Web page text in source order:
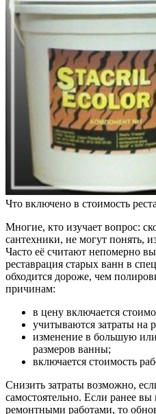
Что включено в стоимость
Многие, кто изучает вопрос:
сантехники, не могут понять,
Часто её считают непомерно
реставрация старых ванн в
обходится дороже, чем
причинам:
в цену включается
учитываются затраты на
изменение в большую
размеров ванны;
включается стоимость
Снизить затраты возможно,
самостоятельно. Если ранее вы
ремонтными работами, то